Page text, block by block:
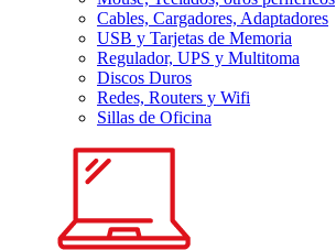
Cables, Cargadores, Adaptadores
USB y Tarjetas de Memoria
Regulador, UPS y Multitoma
Discos Duros
Redes, Routers y Wifi
Sillas de Oficina